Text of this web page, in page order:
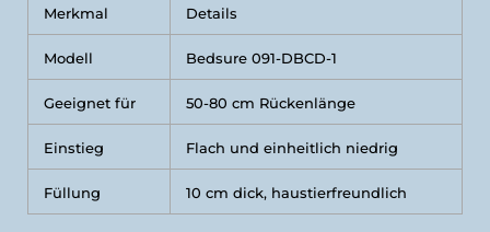
Merkmal Details
Modell Bedsure 091-DBCD-1
Geeignet für 50-80 cm Rückenlänge
Einstieg Flach und einheitlich niedrig
Füllung 10 cm dick, haustierfreundlich